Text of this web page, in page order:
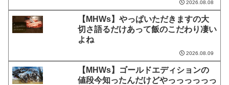
2026.08.08
【MHWs】やっぱいただきますの大
切さ語るだけあって飯のこだわり凄い
よね
2026.08.09
【MHWs】ゴールドエディションの
値段今知ったんだけどやっっっっっっ